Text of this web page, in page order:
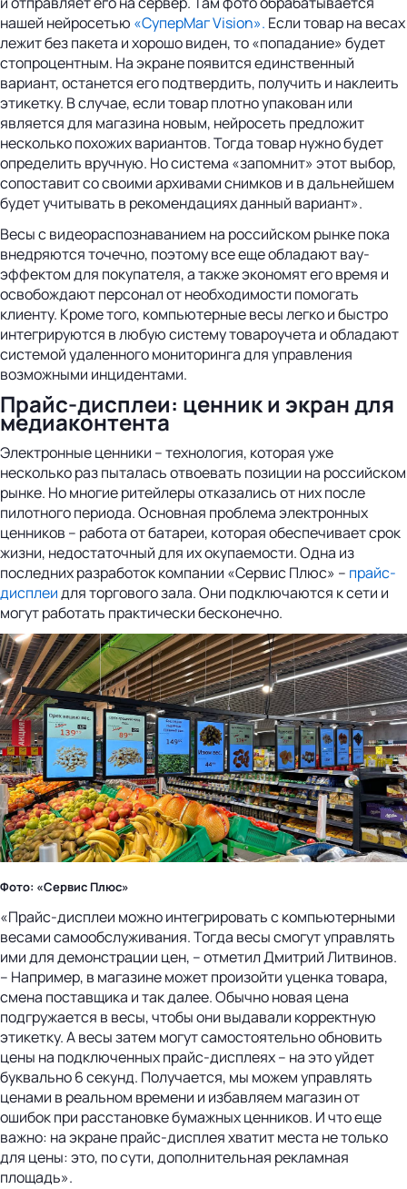
нашей нейросетью «СуперМаг Vision». Если товар на весах
лежит без пакета и хорошо виден, то «попадание» будет
стопроцентным. На экране появится единственный
вариант, останется его подтвердить, получить и наклеить
этикетку. В случае, если товар плотно упакован или
является для магазина новым, нейросеть предложит
несколько похожих вариантов. Тогда товар нужно будет
определить вручную. Но система «запомнит» этот выбор,
сопоставит со своими архивами снимков и в дальнейшем
будет учитывать в рекомендациях данный вариант».
Весы с видеораспознаванием на российском рынке пока
внедряются точечно, поэтому все еще обладают вау-
эффектом для покупателя, а также экономят его время и
освобождают персонал от необходимости помогать
клиенту. Кроме того, компьютерные весы легко и быстро
интегрируются в любую систему товароучета и обладают
системой удаленного мониторинга для управления
возможными инцидентами.
Прайс-дисплеи: ценник и экран для
медиаконтента
Электронные ценники – технология, которая уже
несколько раз пыталась отвоевать позиции на российском
рынке. Но многие ритейлеры отказались от них после
пилотного периода. Основная проблема электронных
ценников – работа от батареи, которая обеспечивает срок
жизни, недостаточный для их окупаемости. Одна из
последних разработок компании «Сервис Плюс» – прайс-
дисплеидля торгового зала. Они подключаются к сети и
могут работать практически бесконечно.
Фото: «Сервис Плюс»
«Прайс-дисплеи можно интегрировать с компьютерными
весами самообслуживания. Тогда весы смогут управлять
ими для демонстрации цен, – отметил Дмитрий Литвинов.
– Например, в магазине может произойти уценка товара,
смена поставщика и так далее. Обычно новая цена
подгружается в весы, чтобы они выдавали корректную
этикетку. А весы затем могут самостоятельно обновить
цены на подключенных прайс-дисплеях – на это уйдет
буквально 6 секунд. Получается, мы можем управлять
ценами в реальном времени и избавляем магазин от
ошибок при расстановке бумажных ценников. И что еще
важно: на экране прайс-дисплея хватит места не только
для цены: это, по сути, дополнительная рекламная
площадь».